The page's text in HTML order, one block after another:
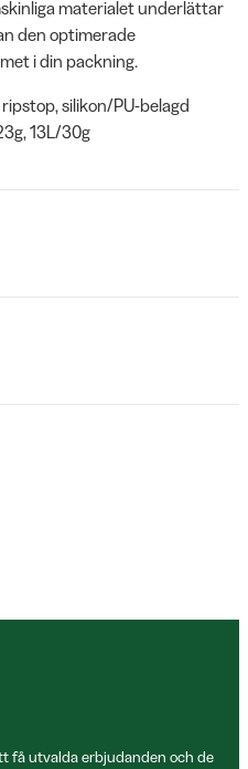
materialet underlättar
den optimerade
i din packning.
silikon/PU-belagd
13L/30g
få utvalda erbjudanden och de